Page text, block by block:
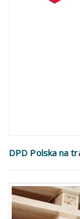
DPD Polska na